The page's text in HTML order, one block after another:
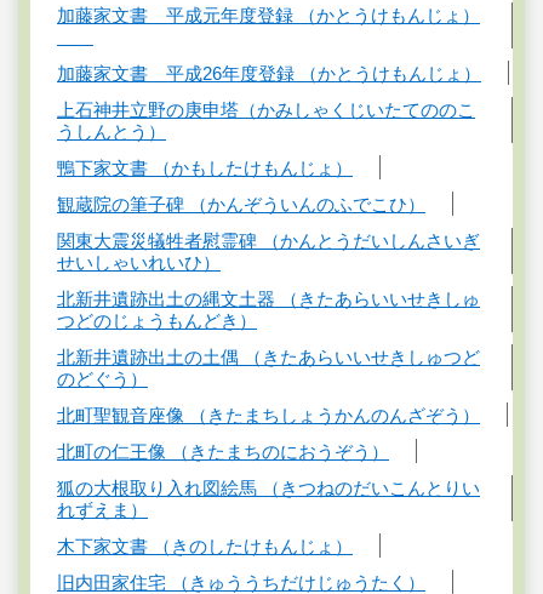
加藤家文書 平成元年度登録 （かとうけもんじょ）
加藤家文書 平成26年度登録 （かとうけもんじょ）
上石神井立野の庚申塔（かみしゃくじいたてののこ
うしんとう）
鴨下家文書 （かもしたけもんじょ）
観蔵院の筆子碑 （かんぞういんのふでこひ）
関東大震災犠牲者慰霊碑 （かんとうだいしんさいぎ
せいしゃいれいひ）
北新井遺跡出土の縄文土器 （きたあらいいせきしゅ
つどのじょうもんどき）
北新井遺跡出土の土偶 （きたあらいいせきしゅつど
のどぐう）
北町聖観音座像 （きたまちしょうかんのんざぞう）
北町の仁王像 （きたまちのにおうぞう）
狐の大根取り入れ図絵馬 （きつねのだいこんとりい
れずえま）
木下家文書 （きのしたけもんじょ）
旧内田家住宅 （きゅううちだけじゅうたく）